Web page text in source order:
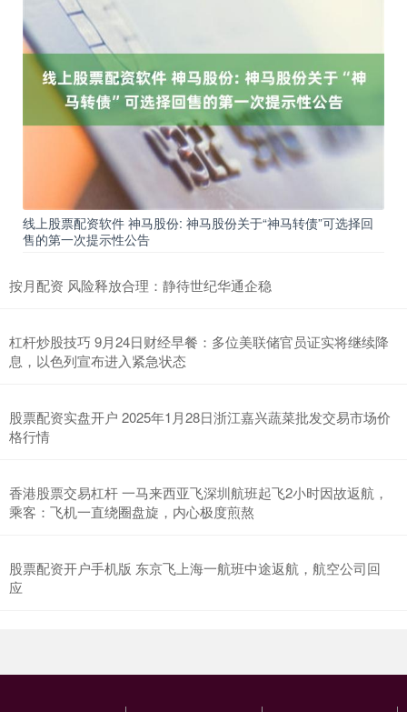
线上股票配资软件 神马股份: 神马股份关于“神马转债”可选择回
售的第一次提示性公告
按月配资 风险释放合理：静待世纪华通企稳
杠杆炒股技巧 9月24日财经早餐：多位美联储官员证实将继续降
息，以色列宣布进入紧急状态
股票配资实盘开户 2025年1月28日浙江嘉兴蔬菜批发交易市场价
格行情
香港股票交易杠杆 一马来西亚飞深圳航班起飞2小时因故返航，
乘客：飞机一直绕圈盘旋，内心极度煎熬
股票配资开户手机版 东京飞上海一航班中途返航，航空公司回
应